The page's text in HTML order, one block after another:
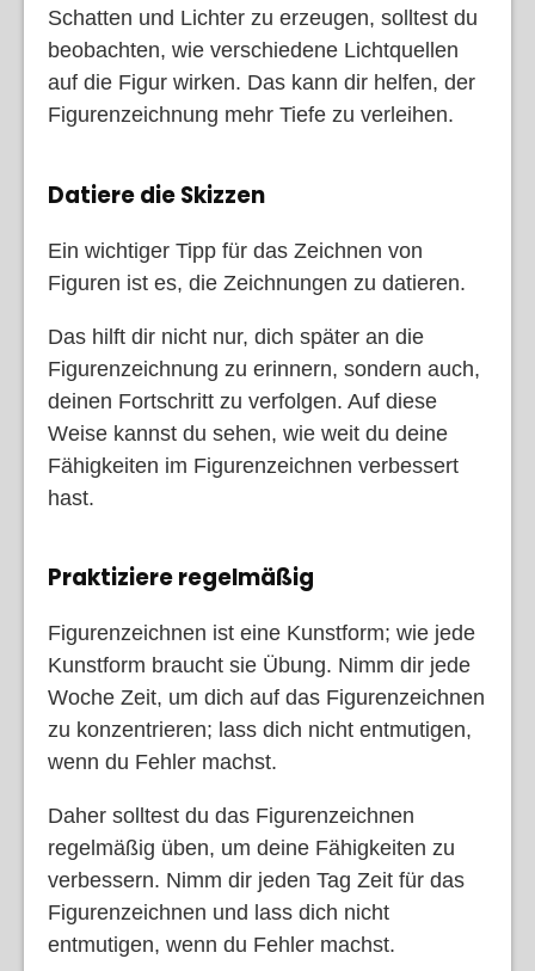
Schatten und Lichter zu erzeugen, solltest du
beobachten, wie verschiedene Lichtquellen
auf die Figur wirken. Das kann dir helfen, der
Figurenzeichnung mehr Tiefe zu verleihen.
Datiere die Skizzen
Ein wichtiger Tipp für das Zeichnen von
Figuren ist es, die Zeichnungen zu datieren.
Das hilft dir nicht nur, dich später an die
Figurenzeichnung zu erinnern, sondern auch,
deinen Fortschritt zu verfolgen. Auf diese
Weise kannst du sehen, wie weit du deine
Fähigkeiten im Figurenzeichnen verbessert
hast.
Praktiziere regelmäßig
Figurenzeichnen ist eine Kunstform; wie jede
Kunstform braucht sie Übung. Nimm dir jede
Woche Zeit, um dich auf das Figurenzeichnen
zu konzentrieren; lass dich nicht entmutigen,
wenn du Fehler machst.
Daher solltest du das Figurenzeichnen
regelmäßig üben, um deine Fähigkeiten zu
verbessern. Nimm dir jeden Tag Zeit für das
Figurenzeichnen und lass dich nicht
entmutigen, wenn du Fehler machst.